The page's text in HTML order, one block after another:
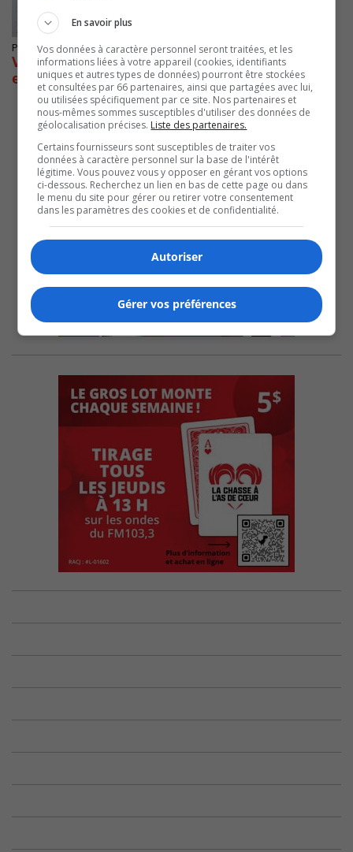
Publié le 8 janvier 2020 à 18h42
Vote secret des intervenantes en petite
enfance en milieu familial de la Montérégie
En savoir plus
Vos données à caractère personnel seront traitées, et les
informations liées à votre appareil (cookies, identifiants
uniques et autres types de données) pourront être stockées
et consultées par 66 partenaires, ainsi que partagées avec lui,
ou utilisées spécifiquement par ce site. Nos partenaires et
nous-mêmes sommes susceptibles d'utiliser des données de
géolocalisation précises. Liste des partenaires.
Certains fournisseurs sont susceptibles de traiter vos
données à caractère personnel sur la base de l'intérêt
légitime. Vous pouvez vous y opposer en gérant vos options
ci-dessous. Recherchez un lien en bas de cette page ou dans
le menu du site pour gérer ou retirer votre consentement
dans les paramètres des cookies et de confidentialité.
Autoriser
Gérer vos préférences